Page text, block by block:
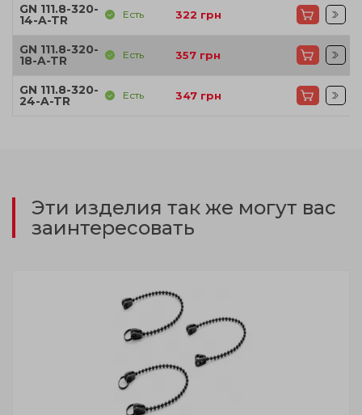
GN 111.8-320-
14-A-TR Есть 322 грн
GN 111.8-320-
18-A-TR Есть 357 грн
GN 111.8-320-
24-A-TR Есть 347 грн
Эти изделия так же могут вас
заинтересовать